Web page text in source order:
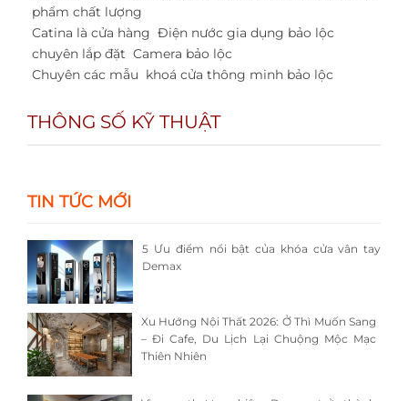
phẩm chất lượng
Catina là cửa hàng Điện nước gia dụng bảo lộc
chuyên lắp đặt Camera bảo lộc
Chuyên các mẫu khoá cửa thông minh bảo lộc
THÔNG SỐ KỸ THUẬT
TIN TỨC MỚI
5 Ưu điểm nổi bật của khóa cửa vân tay
Demax
Xu Hướng Nội Thất 2026: Ở Thì Muốn Sang
– Đi Cafe, Du Lịch Lại Chuộng Mộc Mạc
Thiên Nhiên